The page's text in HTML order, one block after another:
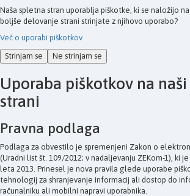
Naša spletna stran uporablja piškotke, ki se naložijo
boljše delovanje strani strinjate z njihovo uporabo?
Več o uporabi piškotkov
Strinjam se
Ne strinjam se
Uporaba piškotkov na
strani
Pravna podlaga
Podlaga za obvestilo je spremenjeni Zakon o
(Uradni list št. 109/2012; v nadaljevanju ZEKom-1), ki
leta 2013. Prinesel je nova pravila glede uporabe
tehnologij za shranjevanje informacij ali dostop do
računalniku ali mobilni napravi uporabnika.